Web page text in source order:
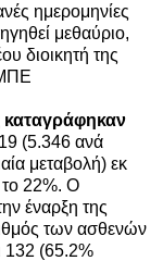
ημερομηνίες
μεθαύριο,
διοικητή της
(5.346 ανά
μεταβολή) εκ
το 22%. Ο
έναρξη της
των ασθενών
132 (65.2%